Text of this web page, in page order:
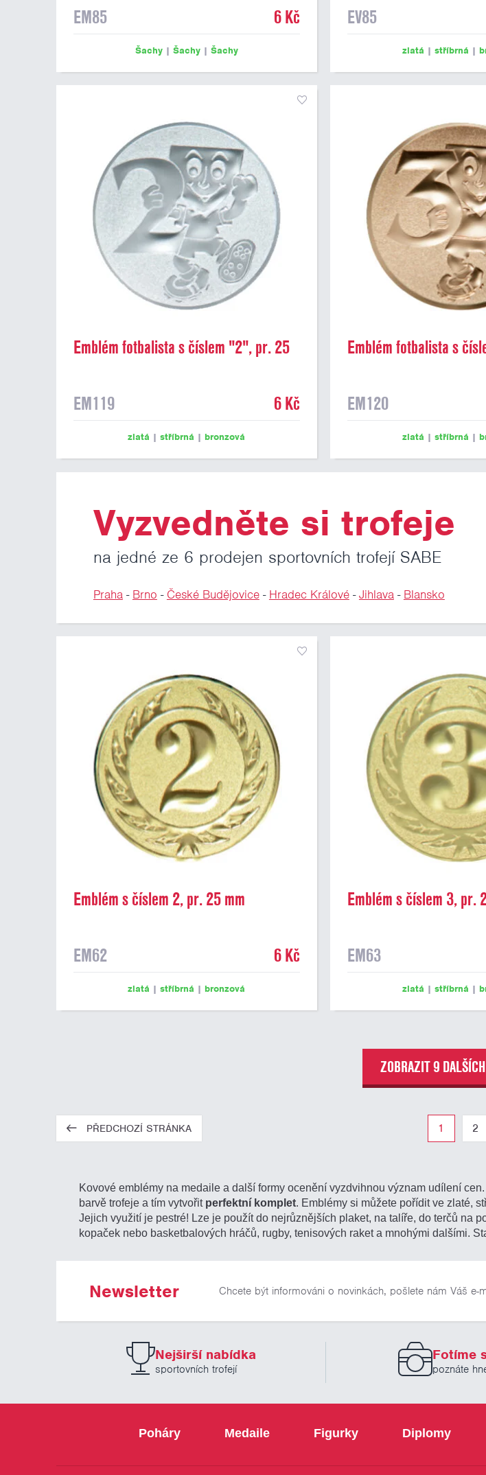
EM85 6 Kč
Šachy| Šachy| Šachy
EV85
zlatá | stříbrná |
Emblém fotbalista s číslem "2", pr. 25
EM119
6 Kč
zlatá |stříbrná | bronzová
Emblém fotbalista s
EM120
zlatá | stříbrná |
Vyzvedněte si trofeje
na jedné ze 6 prodejen sportovních trofejí SABE
Praha- Brno - České Budějovice- Hradec Králové-Jihlava- Blansko
Emblém s číslem 2, pr. 25 mm
EM62 6 Kč
zlatá |stříbrná | bronzová
Emblém s číslem 3, pr.
EM63
zlatá | stříbrná |
ZOBRAZIT 9
PŘEDCHOZÍ STRÁNKA 1 2
Kovové emblémy na medaile a další formy ocenění vyzdvihnou význam udílení
barvě trofeje a tím vytvořit perfektní komplet. Emblémy si můžete pořídit ve zlaté,
Jejich využití je pestré! Lze je použít do nejrůznějších plaket, na talíře, do terčů na
kopaček nebo basketbalových hráčů, rugby, tenisových raket a mnohými dalšími.
Newsletter Chcete být informováni o novinkách, pošlete nám Váš e-
Nejširší nabídka
sportovních trofejí
Fotíme
poznáte
Poháry Medaile Figurky Diplomy